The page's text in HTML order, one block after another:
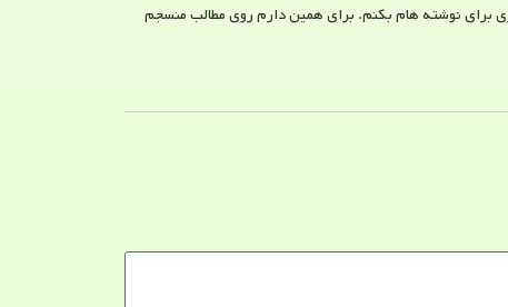
برای نوشته هام بکنم. برای همین دارم روی مطالب منسجم